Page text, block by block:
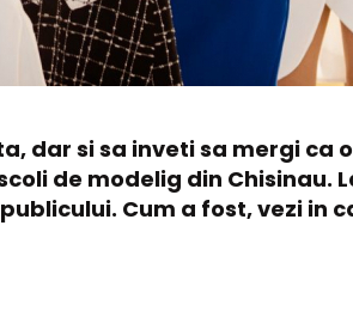
dar si sa inveti sa mergi ca
de modelig din Chisinau.
Cum a fost, vezi in